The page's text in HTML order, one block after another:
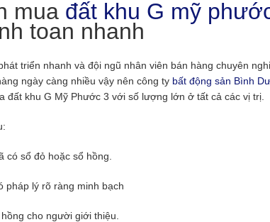
mua đất khu G mỹ
toan nhanh
triển nhanh và đội ngũ nhân viên bán hàng chuyên
ngày càng nhiều vậy nên công ty bất động sản Bình
đất khu G Mỹ Phước 3 với số lượng lớn ở tất cả các vị trị.
có sổ đỏ hoặc sổ hồng.
pháp lý rõ ràng minh bạch
cho người giới thiệu.